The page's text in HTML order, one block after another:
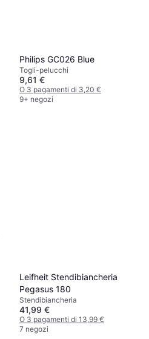
Philips GC026 Blue
Togli-pelucchi
9,61 €
O 3 pagamenti di 3,20 €
9+ negozi
Leifheit Stendibiancheria
Pegasus 180
Stendibiancheria
41,99 €
O 3 pagamenti di 13,99 €
7 negozi